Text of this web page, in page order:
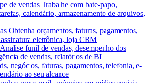
de vendas Trabalhe com bate-papo,
calendário, armazenamento de arquivos,
Obtenha orçamentos, faturas, pagamentos,
eletrônica, loja CRM
Analise funil de vendas, desempenho dos
de vendas, relatórios de BI
negócios, faturas, pagamentos, telefonia, e-
ao seu alcance